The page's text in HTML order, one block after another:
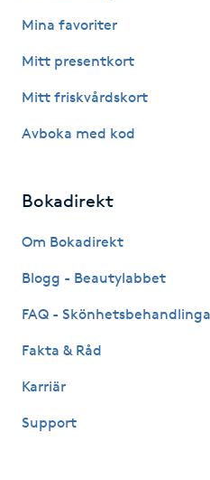
Hollywood Peel
Hot yoga
Huduppstramning
Hudvård
Hyperhidros
Mina favoriter
Mitt presentkort
Mitt friskvårdskort
Avboka med kod
Bokadirekt
Om Bokadirekt
Blogg - Beautylabbet
FAQ -
Fakta & Råd
Karriär
Support